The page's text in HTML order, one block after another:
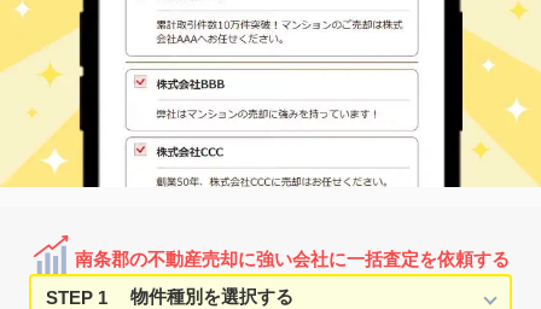
南条郡の不動産売却に強い会社に一括査定を依頼する
STEP 1